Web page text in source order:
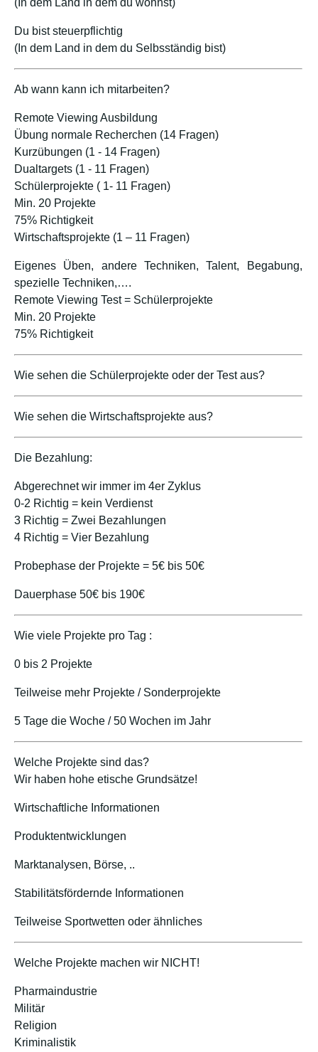
Du bist steuerpflichtig
(In dem Land in dem du Selbsständig bist)
Ab wann kann ich mitarbeiten?
Remote Viewing Ausbildung
Übung normale Recherchen (14 Fragen)
Kurzübungen (1 - 14 Fragen)
Dualtargets (1 - 11 Fragen)
Schülerprojekte ( 1- 11 Fragen)
Min. 20 Projekte
75% Richtigkeit
Wirtschaftsprojekte (1 – 11 Fragen)
Eigenes Üben, andere Techniken, Talent, Begabung,
spezielle Techniken,….
Remote Viewing Test = Schülerprojekte
Min. 20 Projekte
75% Richtigkeit
Wie sehen die Schülerprojekte oder der Test aus?
Wie sehen die Wirtschaftsprojekte aus?
Die Bezahlung:
Abgerechnet wir immer im 4er Zyklus
0-2 Richtig = kein Verdienst
3 Richtig = Zwei Bezahlungen
4 Richtig = Vier Bezahlung
Probephase der Projekte = 5€ bis 50€
Dauerphase 50€ bis 190€
Wie viele Projekte pro Tag :
0 bis 2 Projekte
Teilweise mehr Projekte / Sonderprojekte
5 Tage die Woche / 50 Wochen im Jahr
Welche Projekte sind das?
Wir haben hohe etische Grundsätze!
Wirtschaftliche Informationen
Produktentwicklungen
Marktanalysen, Börse, ..
Stabilitätsfördernde Informationen
Teilweise Sportwetten oder ähnliches
Welche Projekte machen wir NICHT!
Pharmaindustrie
Militär
Religion
Kriminalistik